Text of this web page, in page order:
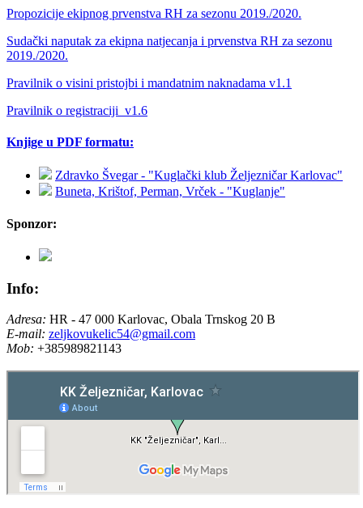
Propozicije ekipnog prvenstva RH za sezonu 2019./2020.
Sudački naputak za ekipna natjecanja i prvenstva RH za sezonu
2019./2020.
Pravilnik o visini pristojbi i mandatnim naknadama v1.1
Pravilnik o registraciji_v1.6
Knjige u PDF formatu:
Zdravko Švegar - "Kuglački klub Željezničar Karlovac"
Buneta, Krištof, Perman, Vrček - "Kuglanje"
Sponzor:
Info:
Adresa: HR - 47 000 Karlovac, Obala Trnskog 20 B
E-mail: zeljkovukelic54@gmail.com
Mob: +385989821143